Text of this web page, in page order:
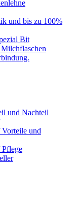
und bis zu 100%
Bit
und Nachteil
und